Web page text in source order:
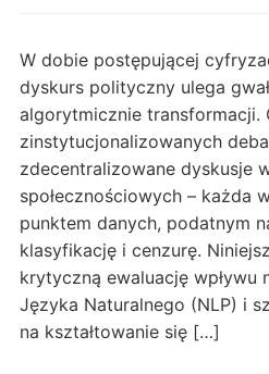
W dobie postępującej
dyskurs polityczny ulega
algorytmicznie transformacji.
zinstytucjonalizowanych
zdecentralizowane dyskusje
społecznościowych – każda
punktem danych, podatnym
klasyfikację i cenzurę.
krytyczną ewaluację wpływu
Języka Naturalnego (NLP) i
na kształtowanie się […]